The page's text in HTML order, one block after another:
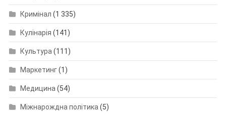
Кримінал (1 335)
Кулінарія (141)
Культура (111)
Маркетинг(1)
Медицина (54)
Міжнарождна політика (5)